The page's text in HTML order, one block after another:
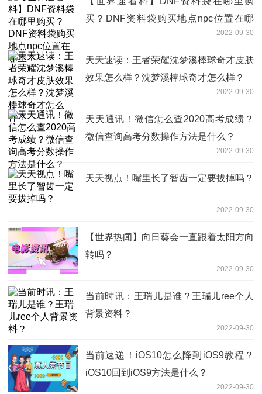
买？DNF资料袋购买地点npc位置在哪
2022-09-30
天天速读：王者荣耀沈梦溪棒球奇才皮肤
效果怎么样？沈梦溪棒球奇才怎么样？
2022-09-30
天天通讯！微信怎么查2020高考成绩？
微信查询高考分数操作方法是什么？
2022-09-30
天天视点！嘴里长了智齿一定要拔掉吗？
2022-09-30
【世界热闻】向日葵会一直跟着太阳方向
转吗？
2022-09-30
当前时讯：王瑞儿是谁？王瑞儿ree个人
背景资料？
2022-09-30
当前速递！iOS10怎么降到iOS9教程？
iOS10回到iOS9方法是什么？
2022-09-30